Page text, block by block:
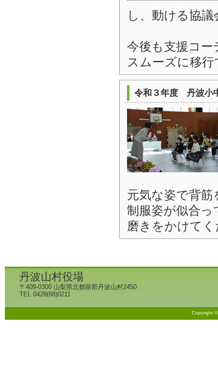
し、動ける協
今後も支援コ
スムーズに移
令和３年度 丹波小
元気な姿で背
制服姿が似合っ
磨きをかけて
丹波山村役場
〒409-0300 山梨県北都留郡丹波山村2450
TEL 0428(88)0211
Copyright